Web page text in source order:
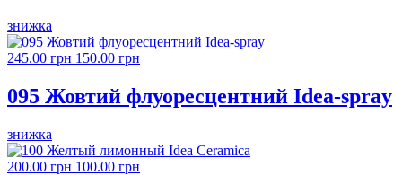
знижка
245.00 грн 150.00 грн
095 Жовтий флуоресцентний Idea-spray
знижка
200.00 грн 100.00 грн